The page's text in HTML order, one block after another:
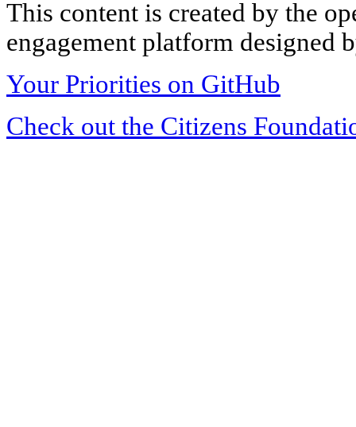
This content is created by the
engagement platform designed
Your Priorities on GitHub
Check out the Citizens